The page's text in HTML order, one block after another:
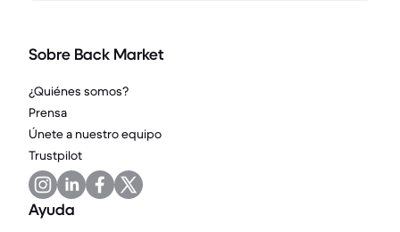
Sobre Back Market
¿Quiénes somos?
Prensa
Únete a nuestro equipo
Trustpilot
Ayuda